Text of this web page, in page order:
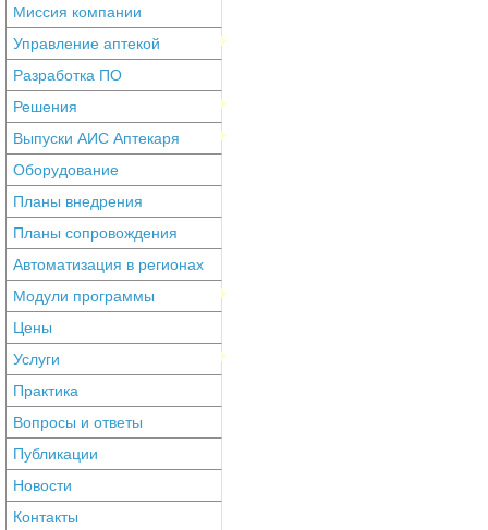
Миссия компании
Управление аптекой
Разработка ПО
Решения
Выпуски АИС Аптекаря
Оборудование
Планы внедрения
Планы сопровождения
Автоматизация в регионах
Модули программы
Цены
Услуги
Практика
Вопросы и ответы
Публикации
Новости
Контакты